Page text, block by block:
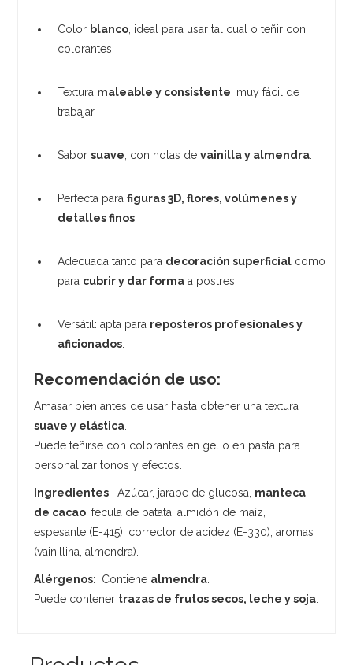
Color blanco , ideal para usar tal cual o teñir con
colorantes.
Textura maleable y consistente , muy fácil de
trabajar.
Saborsuave , con notas devainilla y almendra
Perfecta parafiguras 3D, flores, volúmenes y
detalles finos
Adecuada tanto para decoración superficial como
para cubrir y dar forma a postres.
Versátil: apta para reposteros profesionales y
aficionados
Recomendación de uso:
Amasar bien antes de usar hasta obtener una textura
suave y elástica
Puede teñirse con colorantes en gel o en pasta para
personalizar tonos y efectos.
Ingredientes: Azúcar, jarabe de glucosa, manteca
de cacao , fécula de patata, almidón de maíz,
espesante (E-415), corrector de acidez (E-330), aromas
(vainillina, almendra).
Alérgenos: Contiene almendra
Puede contener trazas de frutos secos, leche y soja